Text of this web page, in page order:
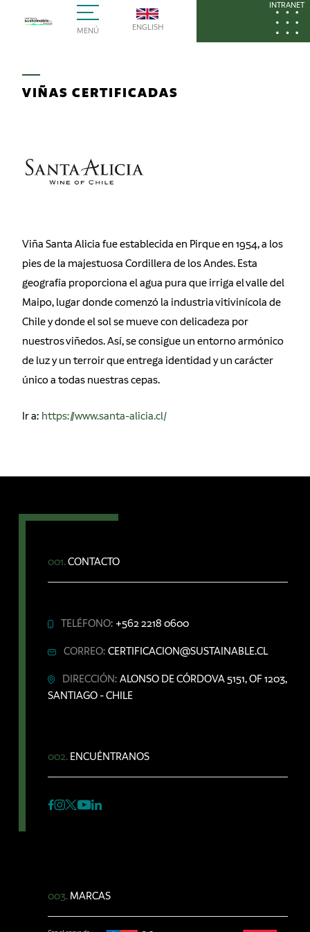
MENÚ ENGLISH
INTRANET
VIÑAS CERTIFICADAS
Viña Santa Alicia fue establecida en Pirque en 1954, a los
pies de la majestuosa Cordillera de los Andes. Esta
geografía proporciona el agua pura que irriga el valle del
Maipo, lugar donde comenzó la industria vitivinícola de
Chile y donde el sol se mueve con delicadeza por
nuestros viñedos. Así, se consigue un entorno armónico
de luz y un terroir que entrega identidad y un carácter
único a todas nuestras cepas.
Ir a: https://www.santa-alicia.cl/
001.CONTACTO
TELÉFONO: +562 2218 0600
CORREO: CERTIFICACION@SUSTAINABLE.CL
DIRECCIÓN: ALONSO DE CÓRDOVA 5151, OF 1203,
SANTIAGO - CHILE
002. ENCUÉNTRANOS
003. MARCAS